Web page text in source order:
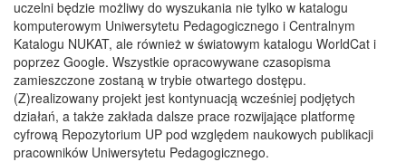
uczelni będzie możliwy do wyszukania nie tylko w katalogu
komputerowym Uniwersytetu Pedagogicznego i Centralnym
Katalogu NUKAT, ale również w światowym katalogu WorldCat i
poprzez Google. Wszystkie opracowywane czasopisma
zamieszczone zostaną w trybie otwartego dostępu.
(Z)realizowany projekt jest kontynuacją wcześniej podjętych
działań, a także zakłada dalsze prace rozwijające platformę
cyfrową Repozytorium UP pod względem naukowych publikacji
pracowników Uniwersytetu Pedagogicznego.